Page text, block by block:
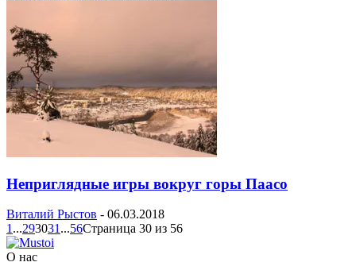
Неприглядные игры вокруг горы Паасо
Виталий Рыстов - 06.03.2018
1 ...293031 ...56Страница 30 из 56
О нас